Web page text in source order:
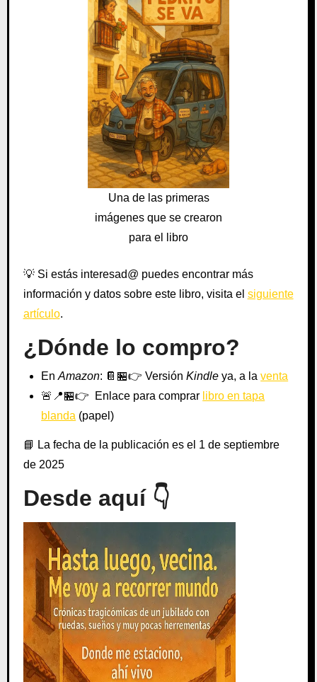
Una de las primeras
imágenes que se crearon
para el libro
💡Si estás interesad@ puedes encontrar más
información y datos sobre este libro, visita el siguiente
artículo.
¿Dónde lo compro?
EnAmazon: 📔 🏪👉 VersiónKindle ya, a laventa
🚨 📍🏪👉 Enlace para comprar libro en tapa
blanda (papel)
📘 La fecha de la publicación es el 1 de septiembre
de 2025
Desde aquí 👇